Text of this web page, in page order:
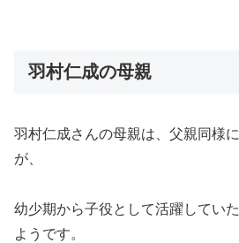
羽村仁成の母親
羽村仁成さんの母親は、父親同様
が、
幼少期から子役として活躍してい
ようです。